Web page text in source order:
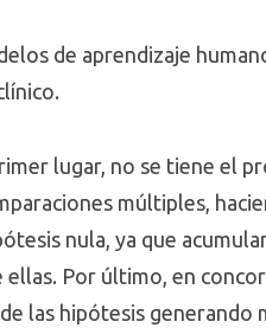
de aprendizaje
lugar, no se tiene el
múltiples,
nula, ya que
Por último, en
las hipótesis generando